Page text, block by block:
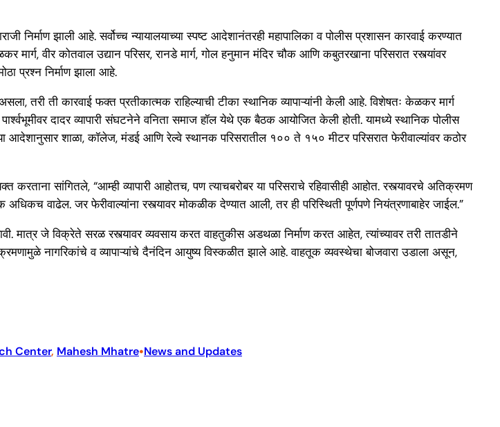
निर्माण झाली आहे. सर्वोच्च न्यायालयाच्या स्पष्ट आदेशानंतरही महापालिका व पोलीस प्रशासन कारवाई करण्यात
वीर कोतवाल उद्यान परिसर, रानडे मार्ग, गोल हनुमान मंदिर चौक आणि कबुतरखाना परिसरात रस्त्यांवर
प्रश्न निर्माण झाला आहे.
तरी ती कारवाई फक्त प्रतीकात्मक राहिल्याची टीका स्थानिक व्यापाऱ्यांनी केली आहे. विशेषतः केळकर मार्ग
दादर व्यापारी संघटनेने वनिता समाज हॉल येथे एक बैठक आयोजित केली होती. यामध्ये स्थानिक पोलीस
आदेशानुसार शाळा, कॉलेज, मंडई आणि रेल्वे स्थानक परिसरातील १०० ते १५० मीटर परिसरात फेरीवाल्यांवर कठोर
करताना सांगितले, “आम्ही व्यापारी आहोतच, पण त्याचबरोबर या परिसराचे रहिवासीही आहोत. रस्त्यावरचे अतिक्रमण
वाढेल. जर फेरीवाल्यांना रस्त्यावर मोकळीक देण्यात आली, तर ही परिस्थिती पूर्णपणे नियंत्रणाबाहेर जाईल.”
मात्र जे विक्रेते सरळ रस्त्यावर व्यवसाय करत वाहतुकीस अडथळा निर्माण करत आहेत, त्यांच्यावर तरी तातडीने
नागरिकांचे व व्यापाऱ्यांचे दैनंदिन आयुष्य विस्कळीत झाले आहे. वाहतूक व्यवस्थेचा बोजवारा उडाला असून,
Center, Mahesh Mhatre•News and Updates